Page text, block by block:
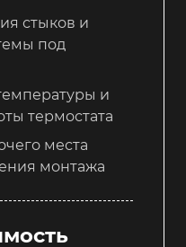
стыков и
под
и
термостата
места
монтажа